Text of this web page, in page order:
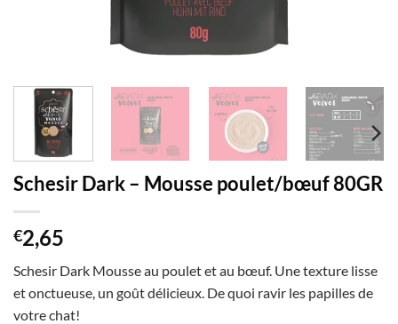
Schesir Dark – Mousse poulet/bœuf 80GR
€2,65
Schesir Dark Mousse au poulet et au bœuf. Une texture lisse
et onctueuse, un goût délicieux. De quoi ravir les papilles de
votre chat!